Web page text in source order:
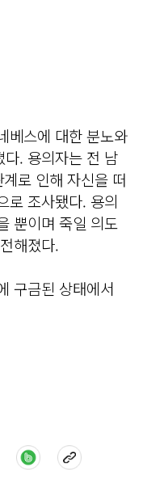
베스에 대한 분노와
. 용의자는 전 남
로 인해 자신을 떠
로 조사됐다. 용의
뿐이며 죽일 의도
해졌다.
구금된 상태에서